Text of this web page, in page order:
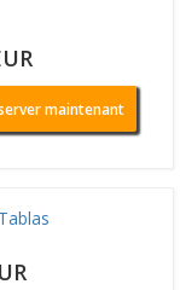
maintenant